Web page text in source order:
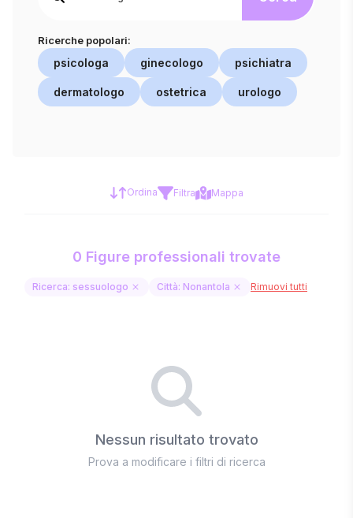
Ricerche popolari:
psicologa ginecologo psichiatra
dermatologo ostetrica urologo
Ordina Filtra Mappa
0 Figure professionali trovate
Ricerca: sessuologo Città: Nonantola Rimuovi tutti
Nessun risultato trovato
Prova a modificare i filtri di ricerca